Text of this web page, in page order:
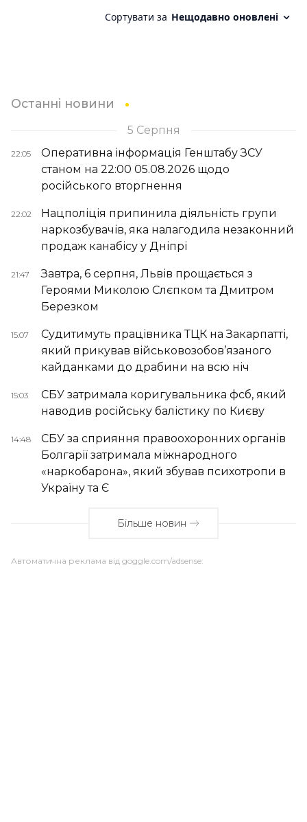
Останні новини
5 Серпня
22:05
Оперативна інформація Генштабу ЗСУ
станом на 22:00 05.08.2026 щодо
російського вторгнення
22:02
Нацполіція припинила діяльність групи
наркозбувачів, яка налагодила незаконний
продаж канабісу у Дніпрі
21:47
Завтра, 6 серпня, Львів прощається з
Героями Миколою Слєпком та Дмитром
Березком
15:07
Судитимуть працівника ТЦК на Закарпатті,
який прикував військовозобов’язаного
кайданками до драбини на всю ніч
15:03
СБУ затримала коригувальника фсб, який
наводив російську балістику по Києву
14:48
СБУ за сприяння правоохоронних органів
Болгарії затримала міжнародного
«наркобарона», який збував психотропи в
Україну та Є
Більше новин
Автоматична реклама від goggle.com/adsense: